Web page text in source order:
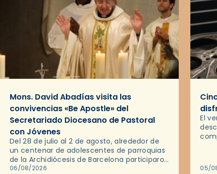
Mons. David Abadías visita las
convivencias «Be Apostle» del
Secretariado Diocesano de Pastoral
con Jóvenes
Del 28 de julio al 2 de agosto, alrededor de
un centenar de adolescentes de parroquias
de la Archidiócesis de Barcelona participaron
en las convivencias Be Apostle, organizadas
06/08/2026
El
05/